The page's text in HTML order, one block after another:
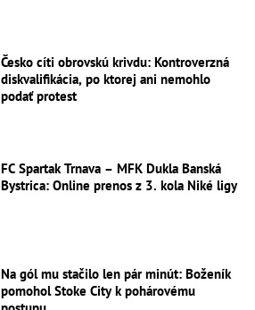
Česko cíti obrovskú krivdu: Kontroverzná
diskvalifikácia, po ktorej ani nemohlo
podať protest
FC Spartak Trnava – MFK Dukla Banská
Bystrica: Online prenos z 3. kola Niké ligy
Na gól mu stačilo len pár minút: Boženík
pomohol Stoke City k pohárovému